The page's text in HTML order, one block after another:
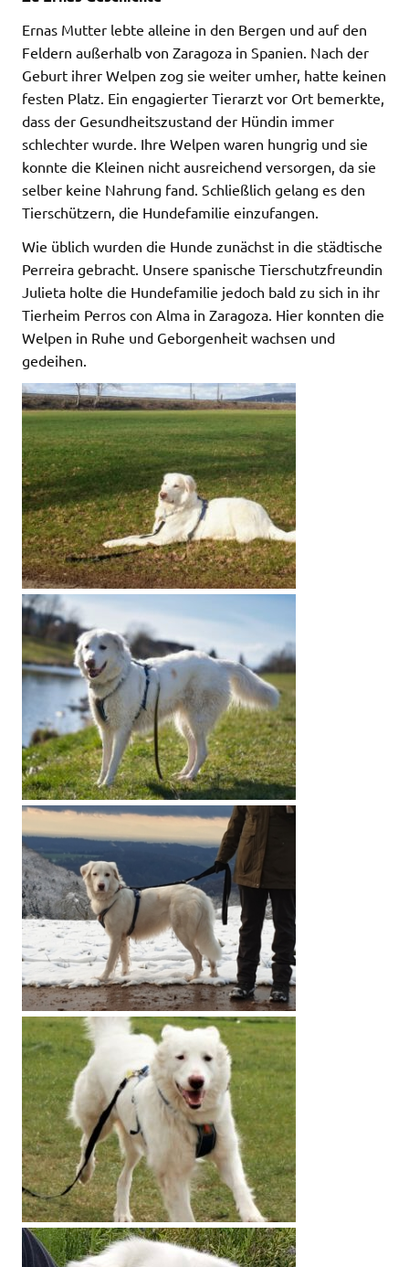
Ernas Mutter lebte alleine in den Bergen und auf den
Feldern außerhalb von Zaragoza in Spanien. Nach der
Geburt ihrer Welpen zog sie weiter umher, hatte keinen
festen Platz. Ein engagierter Tierarzt vor Ort bemerkte,
dass der Gesundheitszustand der Hündin immer
schlechter wurde. Ihre Welpen waren hungrig und sie
konnte die Kleinen nicht ausreichend versorgen, da sie
selber keine Nahrung fand. Schließlich gelang es den
Tierschützern, die Hundefamilie einzufangen.
Wie üblich wurden die Hunde zunächst in die städtische
Perreira gebracht. Unsere spanische Tierschutzfreundin
Julieta holte die Hundefamilie jedoch bald zu sich in ihr
Tierheim Perros con Alma in Zaragoza. Hier konnten die
Welpen in Ruhe und Geborgenheit wachsen und
gedeihen.